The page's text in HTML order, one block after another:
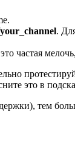
.
частая
это в
тем